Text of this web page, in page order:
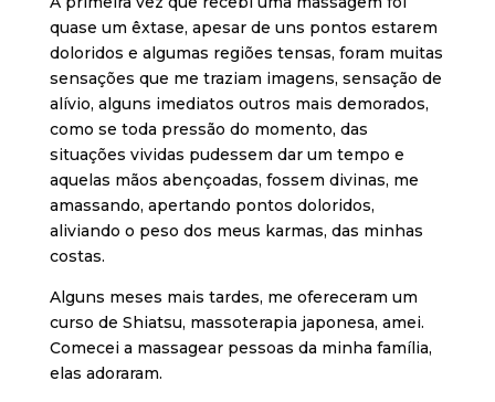
quase um êxtase, apesar de uns pontos estarem
doloridos e algumas regiões tensas, foram muitas
sensações que me traziam imagens, sensação de
alívio, alguns imediatos outros mais demorados,
como se toda pressão do momento, das
situações vividas pudessem dar um tempo e
aquelas mãos abençoadas, fossem divinas, me
amassando, apertando pontos doloridos,
aliviando o peso dos meus karmas, das minhas
costas.
Alguns meses mais tardes, me ofereceram um
curso de Shiatsu, massoterapia japonesa, amei.
Comecei a massagear pessoas da minha família,
elas adoraram.